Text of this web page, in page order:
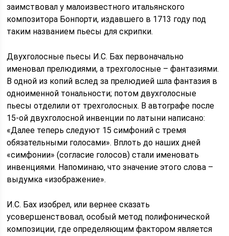
заимствовал у малоизвестного итальянского
композитора Бонпорти, издавшего в 1713 году под
таким названием пьесы для скрипки.
Двухголосные пьесы И.С. Бах первоначально
именовал прелюдиями, а трехголосные – фантазиями.
В одной из копий вслед за прелюдией шла фантазия в
одноименной тональности; потом двухголосные
пьесы отделили от трехголосных. В автографе после
15-ой двухголосной инвенции по латыни написано:
«Далее теперь следуют 15 симфоний с тремя
обязательными голосами». Вплоть до наших дней
«симфонии» (согласие голосов) стали именовать
инвенциями. Напоминаю, что значение этого слова –
выдумка «изображение».
И.С. Бах изобрел, или вернее сказать
усовершенствовал, особый метод полифонической
композиции, где определяющим фактором является